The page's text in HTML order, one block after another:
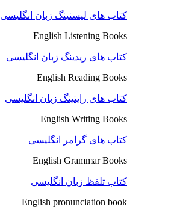
کتاب های لیسنینگ زبان انگلیسی
English Listening Books
کتاب های ریدینگ زبان انگلیسی
English Reading Books
کتاب های رایتینگ زبان انگلیسی
English Writing Books
کتاب های گرامر انگلیسی
English Grammar Books
کتاب تلفظ زبان انگلیسی
English pronunciation book